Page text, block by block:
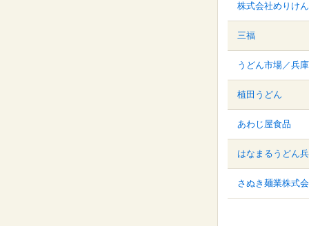
株式会社めりけ
三福
うどん市場／兵
植田うどん
あわじ屋食品
はなまるうどん
さぬき麺業株式